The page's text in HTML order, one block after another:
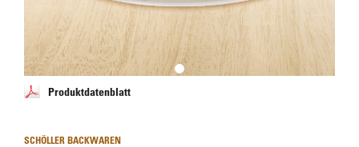
Produktdatenblatt
SCHÖLLER BACKWAREN